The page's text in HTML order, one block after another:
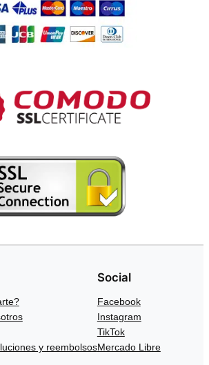
y reembolsos
Social
Facebook
Instagram
TikTok
Mercado Libre